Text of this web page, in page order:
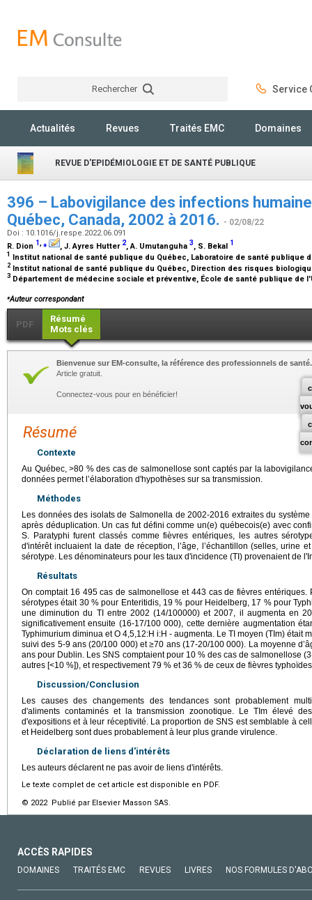
Rechercher Service
Actualités Revues Traités EMC Domaines
REVUE D'EPIDÉMIOLOGIE ET DE SANTÉ PUBLIQUE
396 – Labovigilance des infections
Québec, Canada, 2002 à 2016. - 02/08/22
Doi : 10.1016/j.respe.2022.06.091
R. Dion 1,⁎ , J. Ayres Hutter 2, A. Umutanguha 3, S. Bekal 1
1 Institut national de santé publique du Québec, Laboratoire de santé publique
2 Institut national de santé publique du Québec, Direction des risques
3 Département de médecine sociale et préventive, École de santé publique de
⁎Auteur correspondant
PDF
Résumé
Mots clés
Bienvenue sur EM-consulte, la référence des professionnels de santé.
Article gratuit.
Connectez-vous pour en bénéficier!
Résumé
Contexte
Au Québec, >80 % des cas de salmonellose sont captés par la
données permet l’élaboration d'hypothèses sur sa transmission.
Méthodes
Les données des isolats de Salmonella de 2002-2016 extraites du
après déduplication. Un cas fut défini comme un(e) québecois(e) avec
S. Paratyphi furent classés comme fièvres entériques, les autres
d'intérêt incluaient la date de réception, l’âge, l’échantillon (selles, urine
sérotype. Les dénominateurs pour les taux d'incidence (TI) provenaient de
Résultats
On comptait 16 495 cas de salmonellose et 443 cas de fièvres
sérotypes était 30 % pour Enteritidis, 19 % pour Heidelberg, 17 % pour
une diminution du TI entre 2002 (14/100000) et 2007, il augmenta en
significativement ensuite (16-17/100 000), cette dernière augmentation
Typhimurium diminua et O 4,5,12:H i:H - augmenta. Le TI moyen (TIm) était
suivi des 5-9 ans (20/100 000) et ≥70 ans (17-20/100 000). La moyenne
ans pour Dublin. Les SNS comptaient pour 10 % des cas de salmonellose
autres [<10 %]), et respectivement 79 % et 36 % de ceux de fièvres
Discussion/Conclusion
Les causes des changements des tendances sont probablement
d'aliments contaminés et la transmission zoonotique. Le TIm élevé
d'expositions et à leur réceptivité. La proportion de SNS est semblable à
et Heidelberg sont dues probablement à leur plus grande virulence.
Déclaration de liens d'intérêts
Les auteurs déclarent ne pas avoir de liens d'intérêts.
Le texte complet de cet article est disponible en PDF.
© 2022 Publié par Elsevier Masson SAS.
ACCÈS RAPIDES
DOMAINES TRAITÉS EMC REVUES LIVRES NOS FORMULES